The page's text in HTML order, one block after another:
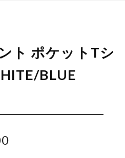
ト ポケットTシ
BLUE